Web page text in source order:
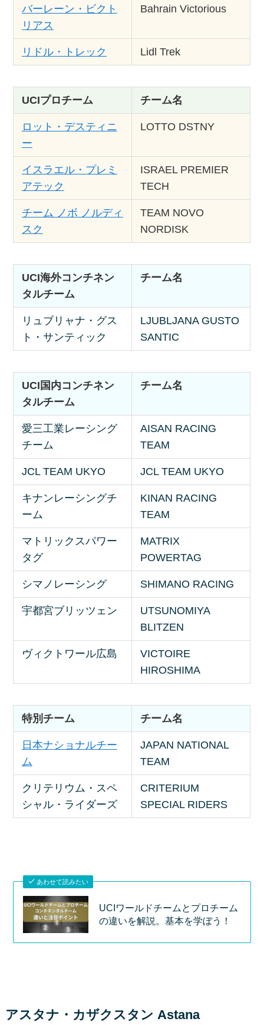
バーレーン・ビクト
リアス
Bahrain Victorious
リドル・トレック Lidl Trek
UCIプロチーム チーム名
ロット・デスティニ
ー
LOTTO DSTNY
イスラエル・プレミ
アテック
ISRAEL PREMIER
TECH
チーム ノボ ノルディ
スク
TEAM NOVO
NORDISK
UCI海外コンチネン
タルチーム
チーム名
リュブリャナ・グス
ト・サンティック
LJUBLJANA GUSTO
SANTIC
UCI国内コンチネン
タルチーム
チーム名
愛三工業レーシング
チーム
AISAN RACING
TEAM
JCL TEAM UKYO JCL TEAM UKYO
キナンレーシングチ
ーム
KINAN RACING
TEAM
マトリックスパワー
タグ
MATRIX
POWERTAG
シマノレーシング SHIMANO RACING
宇都宮ブリッツェン
UTSUNOMIYA
BLITZEN
ヴィクトワール広島
VICTOIRE
HIROSHIMA
特別チーム チーム名
日本ナショナルチー
ム
JAPAN NATIONAL
TEAM
クリテリウム・スペ
シャル・ライダーズ
CRITERIUM
SPECIAL RIDERS
あわせて読みたい
UCIワールドチームとプロチーム
の違いを解説。基本を学ぼう！
アスタナ・カザクスタン Astana